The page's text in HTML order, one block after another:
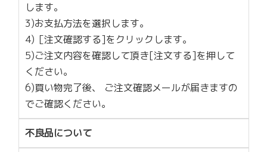
します。
3)お支払方法を選択します。
4)［注文確認する]をクリックします。
5)ご注文内容を確認して頂き[注文する]を押して
ください。
6)買い物完了後、 ご注文確認メールが届きますの
でご確認ください。
不良品について